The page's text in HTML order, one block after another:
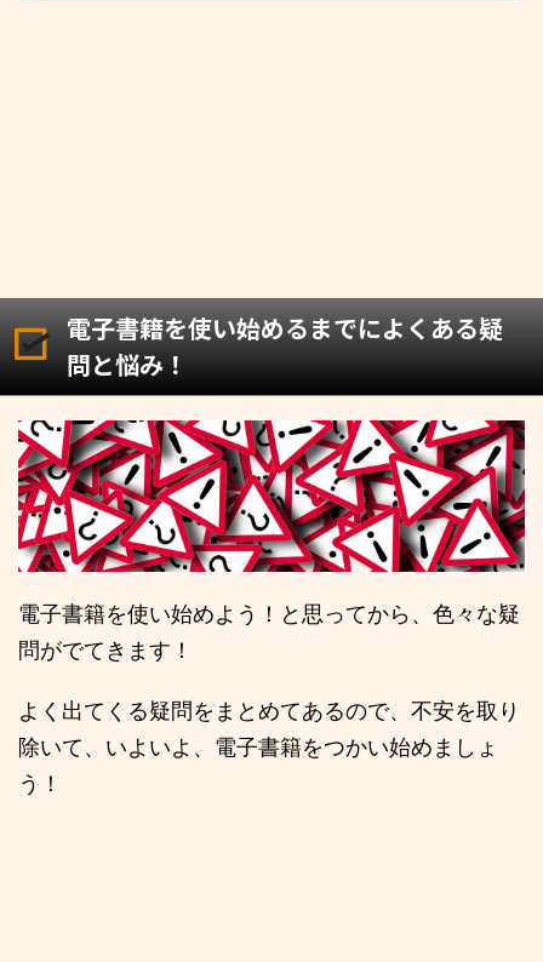
電子書籍を使い始めるまでによくある疑
問と悩み！
電子書籍を使い始めよう！と思ってから、色々な疑
問がでてきます！
よく出てくる疑問をまとめてあるので、不安を取り
除いて、いよいよ、電子書籍をつかい始めましょ
う！